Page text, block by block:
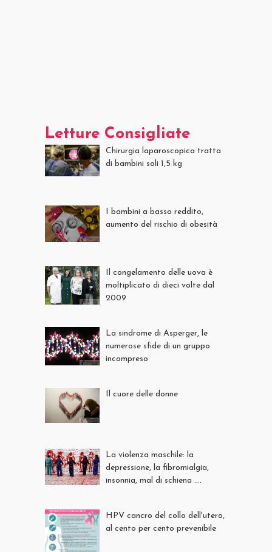
Letture Consigliate
Chirurgia laparoscopica tratta
di bambini soli 1,5 kg
I bambini a basso reddito,
aumento del rischio di obesità
Il congelamento delle uova è
moltiplicato di dieci volte dal
2009
La sindrome di Asperger, le
numerose sfide di un gruppo
incompreso
Il cuore delle donne
La violenza maschile: la
depressione, la fibromialgia,
insonnia, mal di schiena ....
HPV cancro del collo dell'utero,
al cento per cento prevenibile